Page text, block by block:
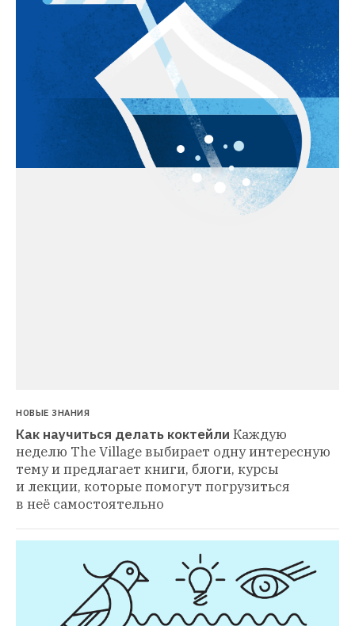
НОВЫЕ ЗНАНИЯ
Как научиться делать коктейли Каждую
неделю The Village выбирает одну интересную
тему и предлагает книги, блоги, курсы
и лекции, которые помогут погрузиться
в неё самостоятельно